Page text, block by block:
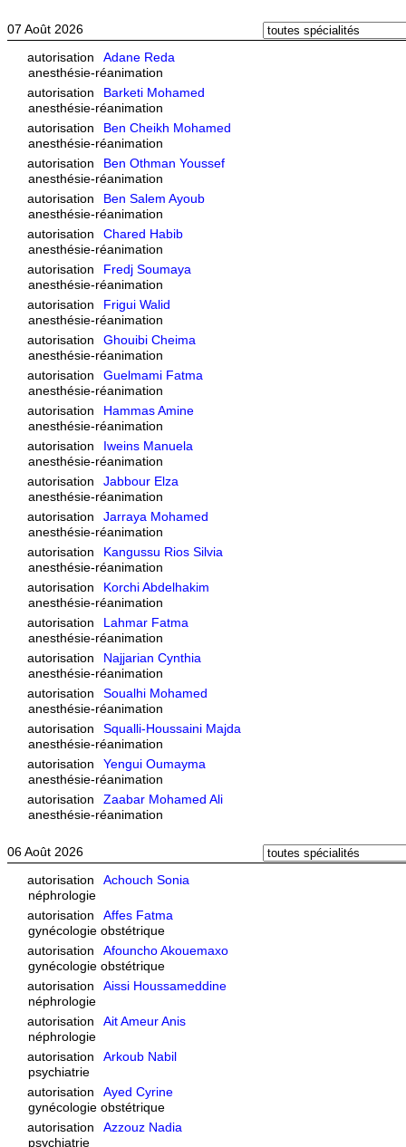
07 Août 2026
autorisation
Adane Reda
anesthésie-réanimation
autorisation
Barketi Mohamed
anesthésie-réanimation
autorisation
Ben Cheikh Mohamed
anesthésie-réanimation
autorisation
Ben Othman Youssef
anesthésie-réanimation
autorisation
Ben Salem Ayoub
anesthésie-réanimation
autorisation
Chared Habib
anesthésie-réanimation
autorisation
Fredj Soumaya
anesthésie-réanimation
autorisation
Frigui Walid
anesthésie-réanimation
autorisation
Ghouibi Cheima
anesthésie-réanimation
autorisation
Guelmami Fatma
anesthésie-réanimation
autorisation
Hammas Amine
anesthésie-réanimation
autorisation
Iweins Manuela
anesthésie-réanimation
autorisation
Jabbour Elza
anesthésie-réanimation
autorisation
Jarraya Mohamed
anesthésie-réanimation
autorisation
Kangussu Rios Silvia
anesthésie-réanimation
autorisation
Korchi Abdelhakim
anesthésie-réanimation
autorisation
Lahmar Fatma
anesthésie-réanimation
autorisation
Najjarian Cynthia
anesthésie-réanimation
autorisation
Soualhi Mohamed
anesthésie-réanimation
autorisation
Squalli-Houssaini Majda
anesthésie-réanimation
autorisation
Yengui Oumayma
anesthésie-réanimation
autorisation
Zaabar Mohamed Ali
anesthésie-réanimation
06 Août 2026
autorisation
Achouch Sonia
néphrologie
autorisation
Affes Fatma
gynécologie obstétrique
autorisation
Afouncho Akouemaxo
gynécologie obstétrique
autorisation
Aissi Houssameddine
néphrologie
autorisation
Ait Ameur Anis
néphrologie
autorisation
Arkoub Nabil
psychiatrie
autorisation
Ayed Cyrine
gynécologie obstétrique
autorisation
Azzouz Nadia
psychiatrie